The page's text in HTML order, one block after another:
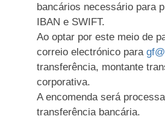
bancários necessário para
IBAN e SWIFT.
Ao optar por este meio de
correio electrónico para
transferência, montante
corporativa.
A encomenda será
transferência bancária.